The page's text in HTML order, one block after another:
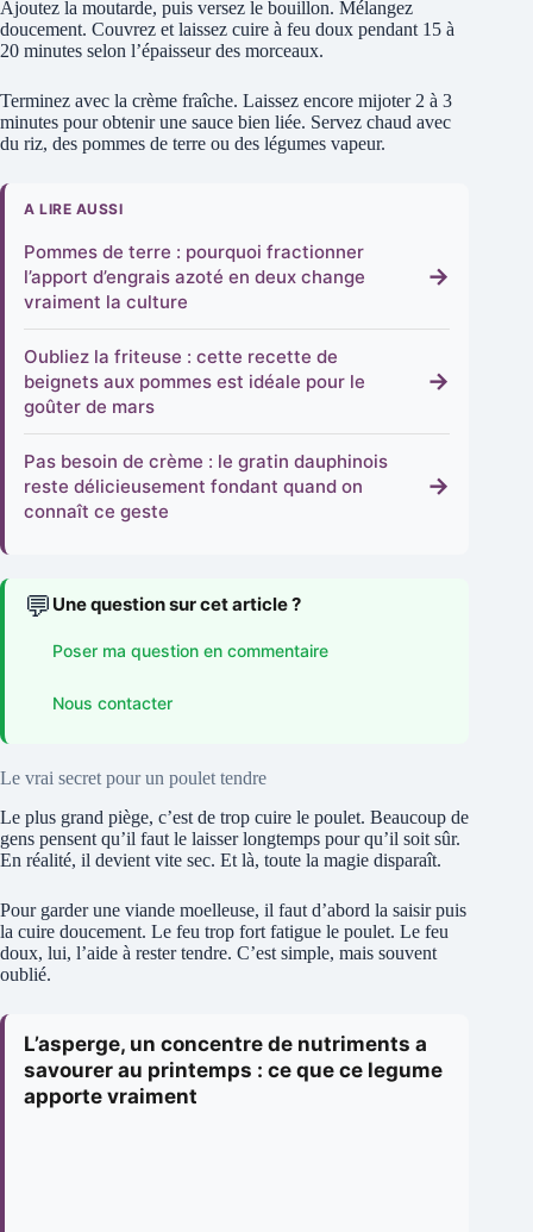
Ajoutez la moutarde, puis versez le bouillon. Mélangez
doucement. Couvrez et laissez cuire à feu doux pendant 15 à
20 minutes selon l’épaisseur des morceaux.
Terminez avec la crème fraîche. Laissez encore mijoter 2 à 3
minutes pour obtenir une sauce bien liée. Servez chaud avec
du riz, des pommes de terre ou des légumes vapeur.
A LIRE AUSSI
Pommes de terre : pourquoi fractionner
l’apport d’engrais azoté en deux change
vraiment la culture
→
Oubliez la friteuse : cette recette de
beignets aux pommes est idéale pour le
goûter de mars
→
Pas besoin de crème : le gratin dauphinois
reste délicieusement fondant quand on
connaît ce geste
→
💬 Une question sur cet article ?
Poser ma question en commentaire
Nous contacter
Le vrai secret pour un poulet tendre
Le plus grand piège, c’est de trop cuire le poulet. Beaucoup de
gens pensent qu’il faut le laisser longtemps pour qu’il soit sûr.
En réalité, il devient vite sec. Et là, toute la magie disparaît.
Pour garder une viande moelleuse, il faut d’abord la saisir puis
la cuire doucement. Le feu trop fort fatigue le poulet. Le feu
doux, lui, l’aide à rester tendre. C’est simple, mais souvent
oublié.
L’asperge, un concentre de nutriments a
savourer au printemps : ce que ce legume
apporte vraiment